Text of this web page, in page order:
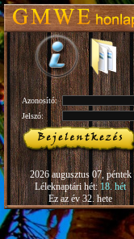
Azonosító:
Jelszó:
2026 augusztus 07, péntek
Léleknaptári hét:18. hét
Ez az év 32. hete